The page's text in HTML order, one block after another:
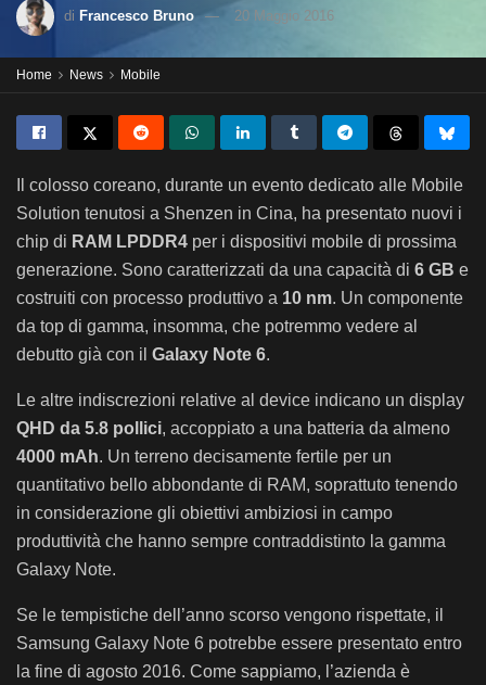
di Francesco Bruno 20 Maggio 2016
Home News Mobile
Il colosso coreano, durante un evento dedicato alle Mobile
Solution tenutosi a Shenzen in Cina, ha presentato nuovi i
chip di RAM LPDDR4 per i dispositivi mobile di prossima
generazione. Sono caratterizzati da una capacità di 6 GB e
costruiti con processo produttivo a 10 nm. Un componente
da top di gamma, insomma, che potremmo vedere al
debutto già con il Galaxy Note 6.
Le altre indiscrezioni relative al device indicano un display
QHD da 5.8 pollici, accoppiato a una batteria da almeno
4000 mAh. Un terreno decisamente fertile per un
quantitativo bello abbondante di RAM, soprattuto tenendo
in considerazione gli obiettivi ambiziosi in campo
produttività che hanno sempre contraddistinto la gamma
Galaxy Note.
Se le tempistiche dell’anno scorso vengono rispettate, il
Samsung Galaxy Note 6 potrebbe essere presentato entro
la fine di agosto 2016. Come sappiamo, l’azienda è